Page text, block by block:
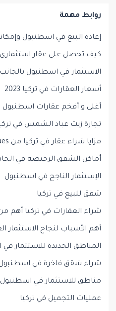
روابط مهمة
إعادة البيع في اسطنبول
كيف تحصل على عقار
الاستثمار في اسطنبول بالجانب
أسعار العقارات في تركيا 2023
أغلى و أفخم عقارات اسطنبول
تجارة زيت عباد الشمس في
مزايا شراء عقار في تركيا من Diamond Houes
أماكن الشقق الرخيصة في
الإستثمار الناجح في اسطنبول
شقق للبيع في تركيا
شراء العقارات في تركيا أهم
أهم الأسباب لنجاح الاستثمار
المناطق الجديدة للاستثمار
شراء شقق فاخرة في اسطنبول
مناطق للاستثمار في اسطنبول
عمليات التجميل في تركيا